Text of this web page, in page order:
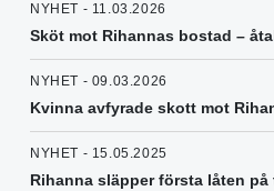
NYHET - 11.03.2026
Sköt mot Rihannas bostad –
NYHET - 09.03.2026
Kvinna avfyrade skott mot
NYHET - 15.05.2025
Rihanna släpper första låten på